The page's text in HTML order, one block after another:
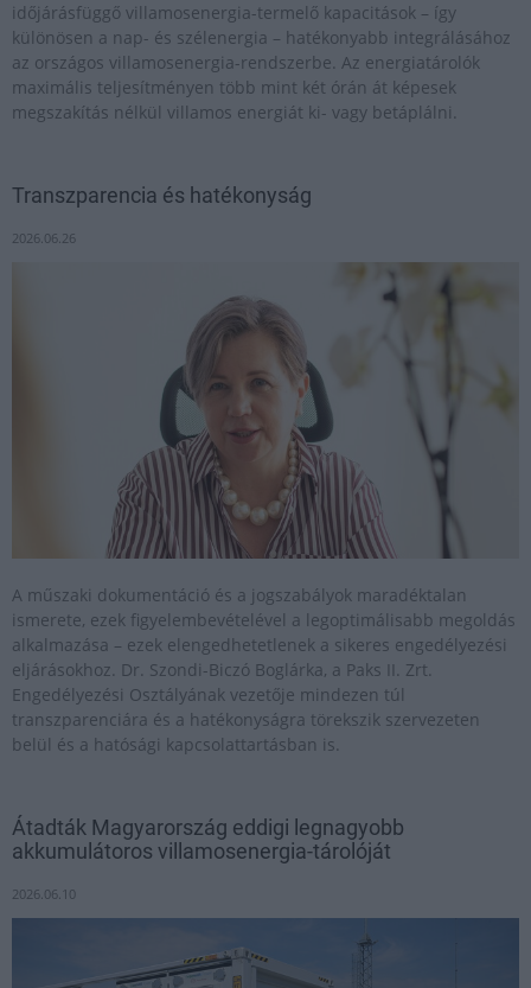
időjárásfüggő villamosenergia-termelő kapacitások – így
különösen a nap- és szélenergia – hatékonyabb integrálásához
az országos villamosenergia-rendszerbe. Az energiatárolók
maximális teljesítményen több mint két órán át képesek
megszakítás nélkül villamos energiát ki- vagy betáplálni.
Transzparencia és hatékonyság
2026.06.26
A műszaki dokumentáció és a jogszabályok maradéktalan
ismerete, ezek figyelembevételével a legoptimálisabb megoldás
alkalmazása – ezek elengedhetetlenek a sikeres engedélyezési
eljárásokhoz. Dr. Szondi-Biczó Boglárka, a Paks II. Zrt.
Engedélyezési Osztályának vezetője mindezen túl
transzparenciára és a hatékonyságra törekszik szervezeten
belül és a hatósági kapcsolattartásban is.
Átadták Magyarország eddigi legnagyobb
akkumulátoros villamosenergia-tárolóját
2026.06.10